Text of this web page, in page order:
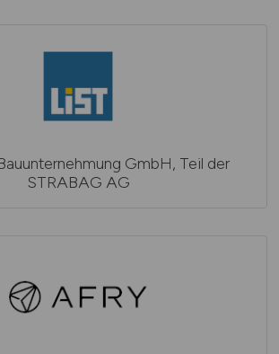
GmbH, Teil der
STRABAG AG